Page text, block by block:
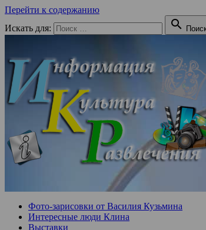
Перейти к содержанию
Искать для:

Фото-зарисовки от Василия Кузьмина
Интересные люди Клина
Выставки